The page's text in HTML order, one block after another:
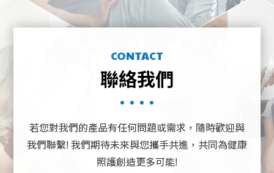
CONTACT
聯絡我們
若您對我們的產品有任何問題或需求，隨時歡迎與
我們聯繫! 我們期待未來與您攜手共進，共同為健康
照護創造更多可能!